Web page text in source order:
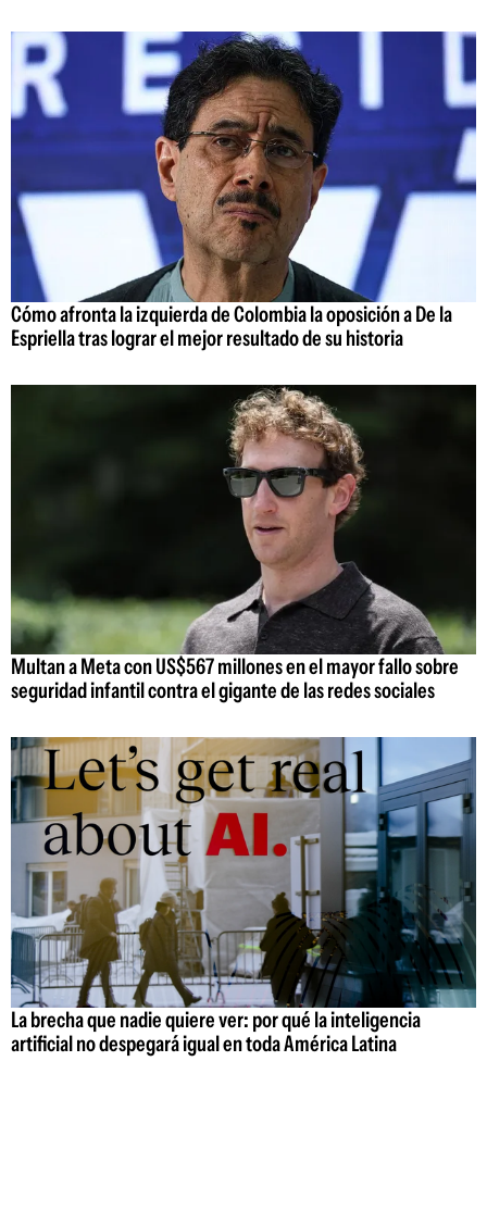
Cómo afronta la izquierda de Colombia la oposición a De la
Espriella tras lograr el mejor resultado de su historia
Multan a Meta con US$567 millones en el mayor fallo sobre
seguridad infantil contra el gigante de las redes sociales
La brecha que nadie quiere ver: por qué la inteligencia
artificial no despegará igual en toda América Latina